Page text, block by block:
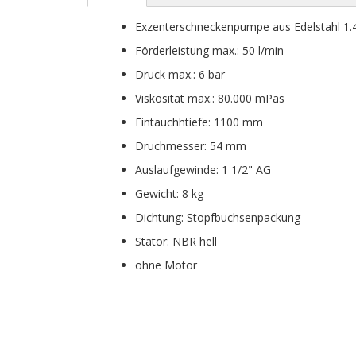
Exzenterschneckenpumpe aus Edelstahl
Förderleistung max.: 50 l/min
Druck max.: 6 bar
Viskosität max.: 80.000 mPas
Eintauchhtiefe: 1100 mm
Druchmesser: 54 mm
Auslaufgewinde: 1 1/2" AG
Gewicht: 8 kg
Dichtung: Stopfbuchsenpackung
Stator: NBR hell
ohne Motor